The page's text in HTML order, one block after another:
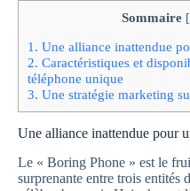
Sommaire [
1. Une alliance inattendue
2. Caractéristiques et
téléphone unique
3. Une stratégie marketing
Une alliance inattendue pour
Le « Boring Phone » est le
surprenante entre trois entités